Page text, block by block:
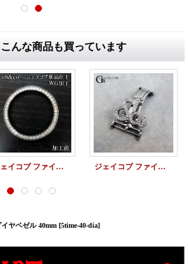
んな商品も買っています
ジェイコブ ファイブタイムゾーン ダイヤ 新品仕上 修理 ジェイコブ ファイブタイムゾーン 47mm ダイヤバックル
ヤベゼル 40mm [5time-40-dia]